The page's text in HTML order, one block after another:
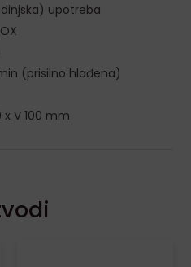
upotreba
(prisilno hlađena)
x V 100 mm